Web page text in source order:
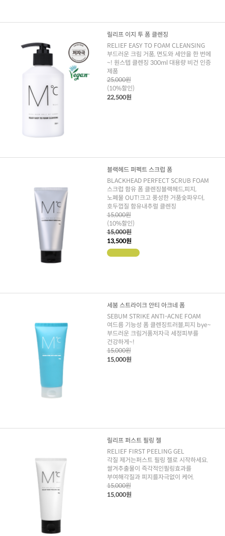
릴리프 이지 투 폼 클렌징
RELIEF EASY TO FOAM CLEANSING
부드러운 크림 거품, 면도와 세안을 한 번에
~! 원스텝 클렌징 300ml 대용량 비건 인증
제품
25,000원
(10%할인)
22,500원
블랙헤드 퍼펙트 스크럽 폼
BLACKHEAD PERFECT SCRUB FOAM
스크럽 함유 폼 클렌징블랙헤드,피지,
노폐물 OUT!크고 풍성한 거품숯파우더,
호두껍질 함유내추럴 클렌징
15,000원
(10%할인)
15,000원
13,500원
세붐 스트라이크 안티 아크네 폼
SEBUM STRIKE ANTI-ACNE FOAM
여드름 기능성 폼 클렌징트러블,피지 bye~
부드러운 크림거품저자극 세정피부를
건강하게~!
15,000원
15,000원
릴리프 퍼스트 필링 젤
RELIEF FIRST PEELING GEL
각질 제거는퍼스트 필링 젤로 시작하세요.
쌀겨추출물이 즉각적인필링효과를
부여해각질과 피지를자극없이 케어.
15,000원
15,000원